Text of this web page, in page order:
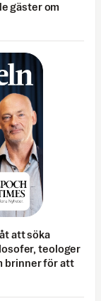
gäster om
att söka
teologer
brinner för att